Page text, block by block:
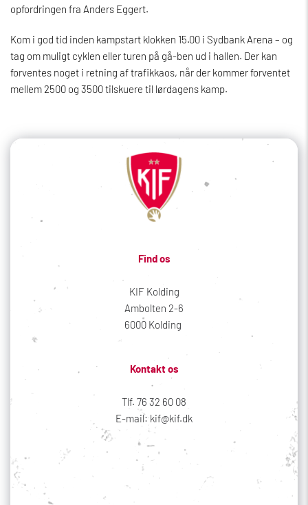
opfordringen fra Anders Eggert.
Kom i god tid inden kampstart klokken 15.00 i Sydbank Arena – og
tag om muligt cyklen eller turen på gå-ben ud i hallen. Der kan
forventes noget i retning af trafikkaos, når der kommer forventet
mellem 2500 og 3500 tilskuere til lørdagens kamp.
Find os
KIF Kolding
Ambolten 2-6
6000 Kolding
Kontakt os
Tlf. 76 32 60 08
E-mail: kif@kif.dk
Sociale medier